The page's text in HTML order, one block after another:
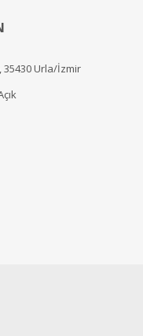
35430 Urla/İzmir